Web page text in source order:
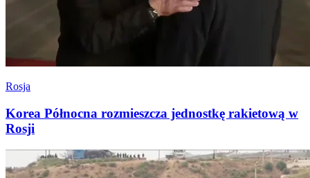
Rosja
Korea Północna rozmieszcza jednostkę rakietową w
Rosji